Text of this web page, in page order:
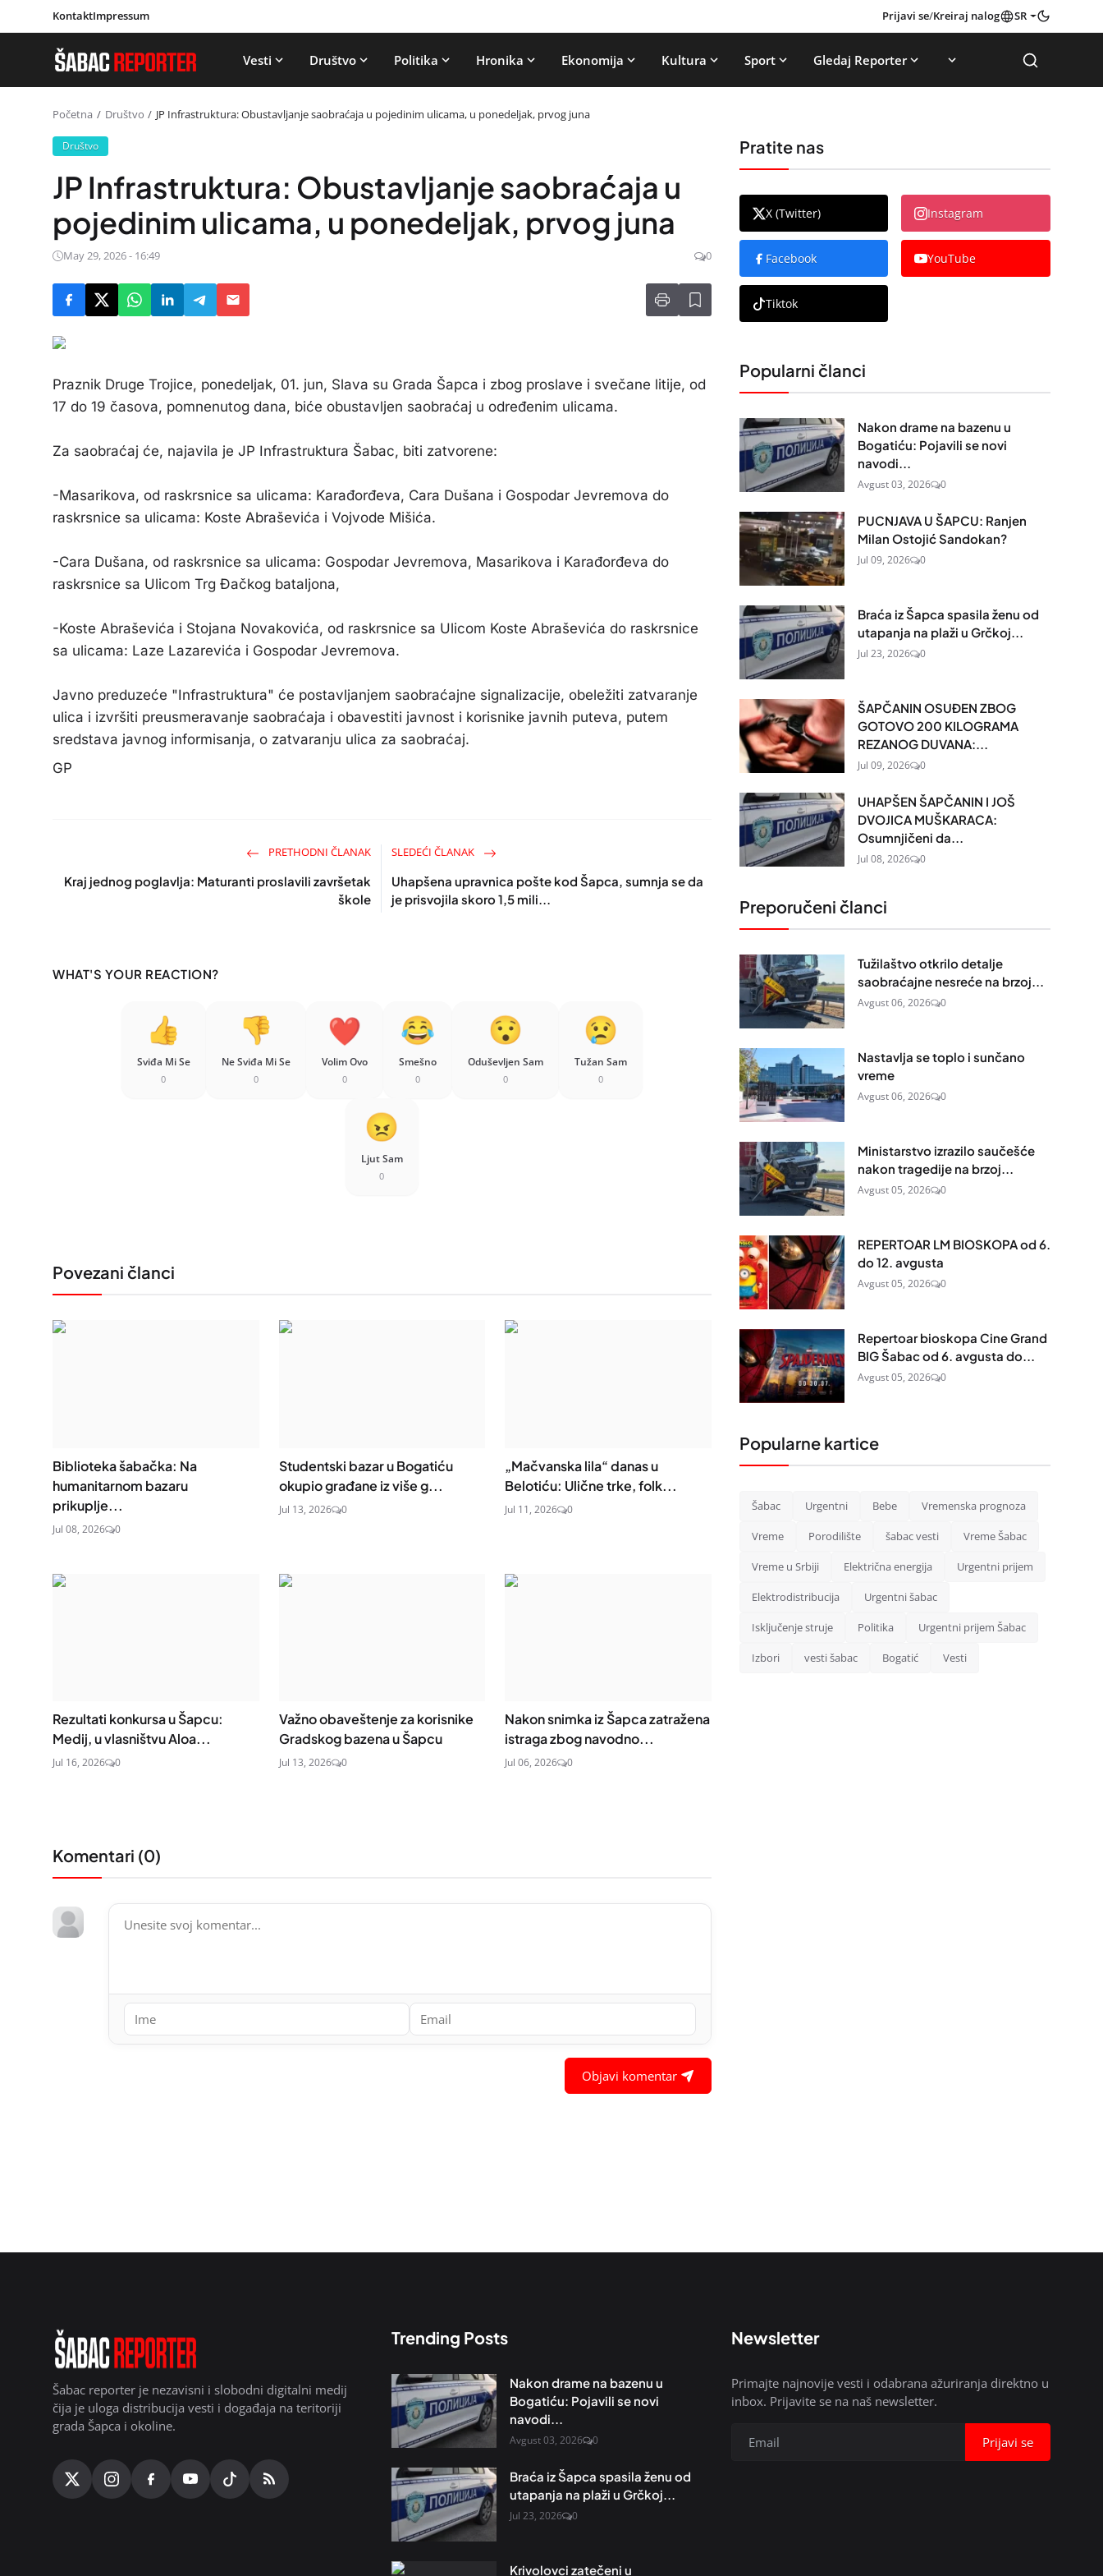
KontaktImpressum Prijavi se/Kreiraj nalog SR
Vesti Društvo Politika Hronika Ekonomija Kultura Sport Gledaj Reporter
Početna Društvo JP Infrastruktura: Obustavljanje saobraćaja u pojedinim ulicama, u ponedeljak, prvog juna
Društvo
JP Infrastruktura: Obustavljanje saobraćaja u
pojedinim ulicama, u ponedeljak, prvog juna
May 29, 2026 - 16:49 0
Praznik Druge Trojice, ponedeljak, 01. jun, Slava su Grada Šapca i zbog proslave i svečane litije, od
17 do 19 časova, pomnenutog dana, biće obustavljen saobraćaj u određenim ulicama.
Za saobraćaj će, najavila je JP Infrastruktura Šabac, biti zatvorene:
-Masarikova, od raskrsnice sa ulicama: Karađorđeva, Cara Dušana i Gospodar Jevremova do
raskrsnice sa ulicama: Koste Abraševića i Vojvode Mišića.
-Cara Dušana, od raskrsnice sa ulicama: Gospodar Jevremova, Masarikova i Karađorđeva do
raskrsnice sa Ulicom Trg Đačkog bataljona,
-Koste Abraševića i Stojana Novakovića, od raskrsnice sa Ulicom Koste Abraševića do raskrsnice
sa ulicama: Laze Lazarevića i Gospodar Jevremova.
Javno preduzeće "Infrastruktura" će postavljanjem saobraćajne signalizacije, obeležiti zatvaranje
ulica i izvršiti preusmeravanje saobraćaja i obavestiti javnost i korisnike javnih puteva, putem
sredstava javnog informisanja, o zatvaranju ulica za saobraćaj.
GP
PRETHODNI ČLANAK
Kraj jednog poglavlja: Maturanti proslavili završetak
škole
SLEDEĆI ČLANAK
Uhapšena upravnica pošte kod Šapca, sumnja se da
je prisvojila skoro 1,5 mili...
WHAT'S YOUR REACTION?
Sviđa Mi Se
0
Ne Sviđa Mi Se
0
Volim Ovo
0
Smešno
0
Oduševljen Sam
0
Tužan Sam
0
Ljut Sam
0
Povezani članci
Biblioteka šabačka: Na
humanitarnom bazaru
prikuplje...
Jul 08, 2026 0
Studentski bazar u Bogatiću
okupio građane iz više g...
Jul 13, 2026 0
„Mačvanska lila“ danas u
Belotiću: Ulične trke, folk...
Jul 11, 2026 0
Rezultati konkursa u Šapcu:
Medij, u vlasništvu Aloa...
Jul 16, 2026 0
Važno obaveštenje za korisnike
Gradskog bazena u Šapcu
Jul 13, 2026 0
Nakon snimka iz Šapca zatražena
istraga zbog navodno...
Jul 06, 2026 0
Komentari (0)
Objavi komentar
Pratite nas
X (Twitter) Instagram
Facebook YouTube
Tiktok
Popularni članci
Nakon drame na bazenu u
Bogatiću: Pojavili se novi
navodi...
Avgust 03, 2026 0
PUCNJAVA U ŠAPCU: Ranjen
Milan Ostojić Sandokan?
Jul 09, 2026 0
Braća iz Šapca spasila ženu od
utapanja na plaži u Grčkoj...
Jul 23, 2026 0
ŠAPČANIN OSUĐEN ZBOG
GOTOVO 200 KILOGRAMA
REZANOG DUVANA:...
Jul 09, 2026 0
UHAPŠEN ŠAPČANIN I JOŠ
DVOJICA MUŠKARACA:
Osumnjičeni da...
Jul 08, 2026 0
Preporučeni članci
Tužilaštvo otkrilo detalje
saobraćajne nesreće na brzoj...
Avgust 06, 2026 0
Nastavlja se toplo i sunčano
vreme
Avgust 06, 2026 0
Ministarstvo izrazilo saučešće
nakon tragedije na brzoj...
Avgust 05, 2026 0
REPERTOAR LM BIOSKOPA od 6.
do 12. avgusta
Avgust 05, 2026 0
Repertoar bioskopa Cine Grand
BIG Šabac od 6. avgusta do...
Avgust 05, 2026 0
Popularne kartice
Šabac Urgentni Bebe Vremenska prognoza
Vreme Porodilište šabac vesti Vreme Šabac
Vreme u Srbiji Električna energija Urgentni prijem
Elektrodistribucija Urgentni šabac
Isključenje struje Politika Urgentni prijem Šabac
Izbori vesti šabac Bogatić Vesti
Šabac reporter je nezavisni i slobodni digitalni medij
čija je uloga distribucija vesti i događaja na teritoriji
grada Šapca i okoline.
Trending Posts
Nakon drame na bazenu u
Bogatiću: Pojavili se novi
navodi...
Avgust 03, 2026 0
Braća iz Šapca spasila ženu od
utapanja na plaži u Grčkoj...
Jul 23, 2026 0
Krivolovci zatečeni u
Newsletter
Primajte najnovije vesti i odabrana ažuriranja direktno u
inbox. Prijavite se na naš newsletter.
Prijavi se